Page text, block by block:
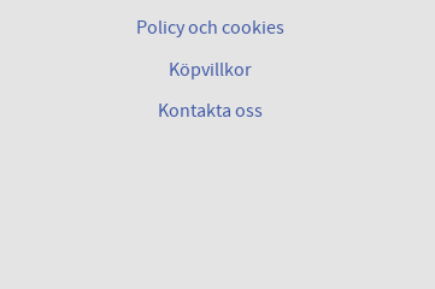
Policy och cookies
Köpvillkor
Kontakta oss